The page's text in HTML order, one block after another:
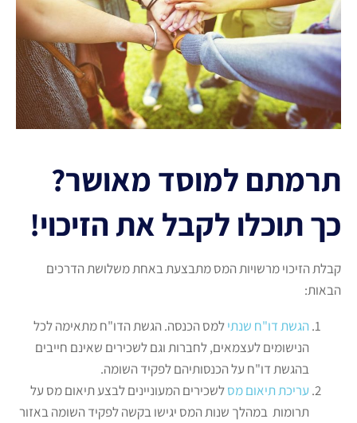
תרמתם למוסד מאושר?
כך תוכלו לקבל את הזיכוי!
קבלת הזיכוי מרשויות המס מתבצעת באחת משלושת הדרכים
הבאות:
הגשת דו"ח שנתילמס הכנסה. הגשת הדו"ח מתאימה לכל
הנישומים לעצמאים, לחברות וגם לשכירים שאינם חייבים
בהגשת דו"ח על הכנסותיהם לפקיד השומה.
עריכת תיאום מסלשכירים המעוניינים לבצע תיאום מס על
תרומות במהלך שנות המס יגישו בקשה לפקיד השומה באזור